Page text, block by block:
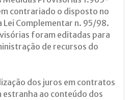
contrariado o disposto no
Complementar n. 95/98.
foram editadas para
de recursos do
dos juros em contratos
ao conteúdo dos